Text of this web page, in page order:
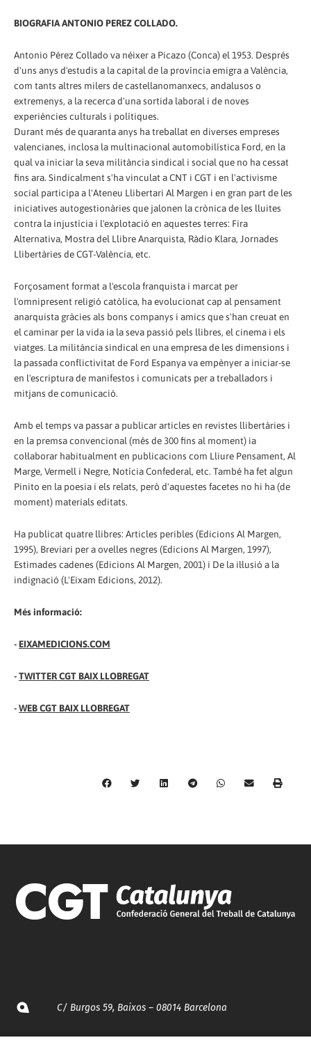
BIOGRAFIA ANTONIO PEREZ COLLADO.
Antonio Pérez Collado va néixer a Picazo (Conca) el 1953. Després
d'uns anys d'estudis a la capital de la província emigra a València,
com tants altres milers de castellanomanxecs, andalusos o
extremenys, a la recerca d'una sortida laboral i de noves
experiències culturals i polítiques.
Durant més de quaranta anys ha treballat en diverses empreses
valencianes, inclosa la multinacional automobilística Ford, en la
qual va iniciar la seva militància sindical i social que no ha cessat
fins ara. Sindicalment s'ha vinculat a CNT i CGT i en l'activisme
social participa a l'Ateneu Llibertari Al Margen i en gran part de les
iniciatives autogestionàries que jalonen la crònica de les lluites
contra la injustícia i l'explotació en aquestes terres: Fira
Alternativa, Mostra del Llibre Anarquista, Ràdio Klara, Jornades
Llibertàries de CGT-València, etc.
Forçosament format a l'escola franquista i marcat per
l'omnipresent religió catòlica, ha evolucionat cap al pensament
anarquista gràcies als bons companys i amics que s'han creuat en
el caminar per la vida ia la seva passió pels llibres, el cinema i els
viatges. La militància sindical en una empresa de les dimensions i
la passada conflictivitat de Ford Espanya va empènyer a iniciar-se
en l'escriptura de manifestos i comunicats per a treballadors i
mitjans de comunicació.
Amb el temps va passar a publicar articles en revistes llibertàries i
en la premsa convencional (més de 300 fins al moment) ia
col·laborar habitualment en publicacions com Lliure Pensament, Al
Marge, Vermell i Negre, Notícia Confederal, etc. També ha fet algun
Pinito en la poesia i els relats, però d'aquestes facetes no hi ha (de
moment) materials editats.
Ha publicat quatre llibres: Articles peribles (Edicions Al Margen,
1995), Breviari per a ovelles negres (Edicions Al Margen, 1997),
Estimades cadenes (Edicions Al Margen, 2001) i De la il·lusió a la
indignació (L'Eixam Edicions, 2012).
Més informació:
- EIXAMEDICIONS.COM
-TWITTER CGT BAIX LLOBREGAT
-WEB CGT BAIX LLOBREGAT
C/ Burgos 59, Baixos – 08014 Barcelona